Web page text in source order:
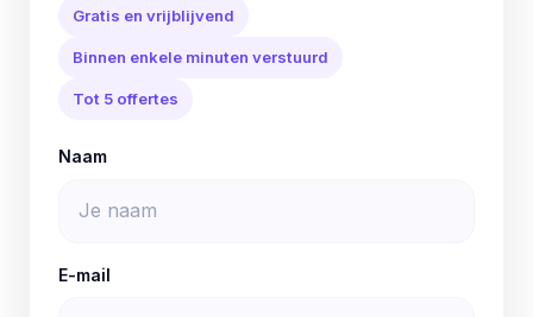
Gratis en vrijblijvend
Binnen enkele minuten verstuurd
Tot 5 offertes
Naam
E-mail